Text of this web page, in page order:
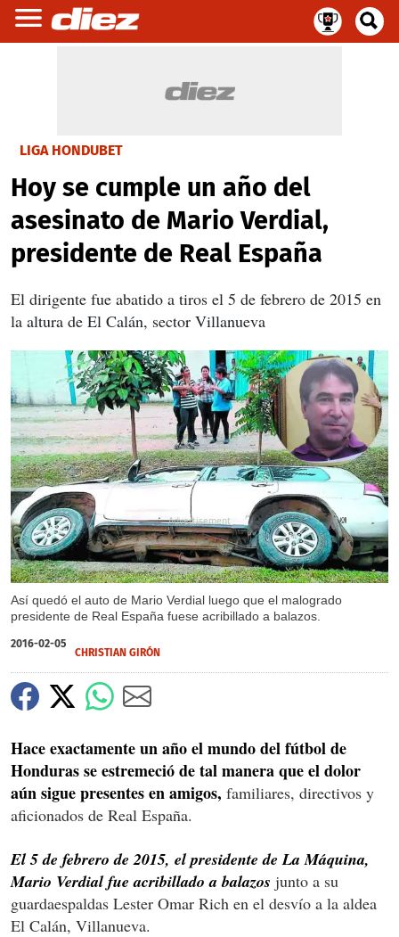
LIGA HONDUBET
Hoy se cumple un año del
asesinato de Mario Verdial,
presidente de Real España
El dirigente fue abatido a tiros el 5 de febrero de 2015 en
la altura de El Calán, sector Villanueva
Así quedó el auto de Mario Verdial luego que el malogrado
presidente de Real España fuese acribillado a balazos.
X
2016-02-05
CHRISTIAN GIRÓN
Hace exactamente un año el mundo del fútbol de
Honduras se estremeció de tal manera que el dolor
aún sigue presentes en amigos, familiares, directivos y
aficionados de Real España.
El 5 de febrero de 2015, el presidente de La Máquina,
Mario Verdial fue acribillado a balazos junto a su
guardaespaldas Lester Omar Rich en el desvío a la aldea
El Calán, Villanueva.